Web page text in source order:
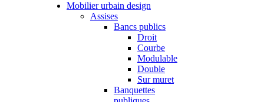
Mobilier urbain design
Assises
Bancs publics
Droit
Courbe
Modulable
Double
Sur muret
Banquettes